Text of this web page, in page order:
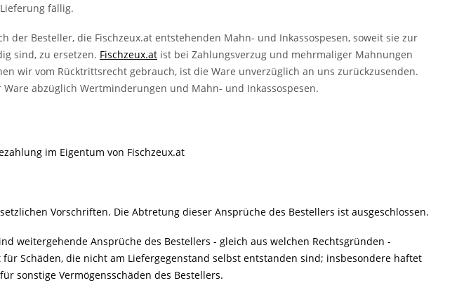
fällig.
der Besteller, die Fischzeux.at entstehenden Mahn- und Inkassospesen, soweit sie zur
sind, zu ersetzen. Fischzeux.at ist bei Zahlungsverzug und mehrmaliger Mahnungen
wir vom Rücktrittsrecht gebrauch, ist die Ware unverzüglich an uns zurückzusenden.
abzüglich Wertminderungen und Mahn- und Inkassospesen.
im Eigentum von Fischzeux.at
Vorschriften. Die Abtretung dieser Ansprüche des Bestellers ist ausgeschlossen.
weitergehende Ansprüche des Bestellers - gleich aus welchen Rechtsgründen -
Schäden, die nicht am Liefergegenstand selbst entstanden sind; insbesondere haftet
sonstige Vermögensschäden des Bestellers.
3000 BR -
€ *